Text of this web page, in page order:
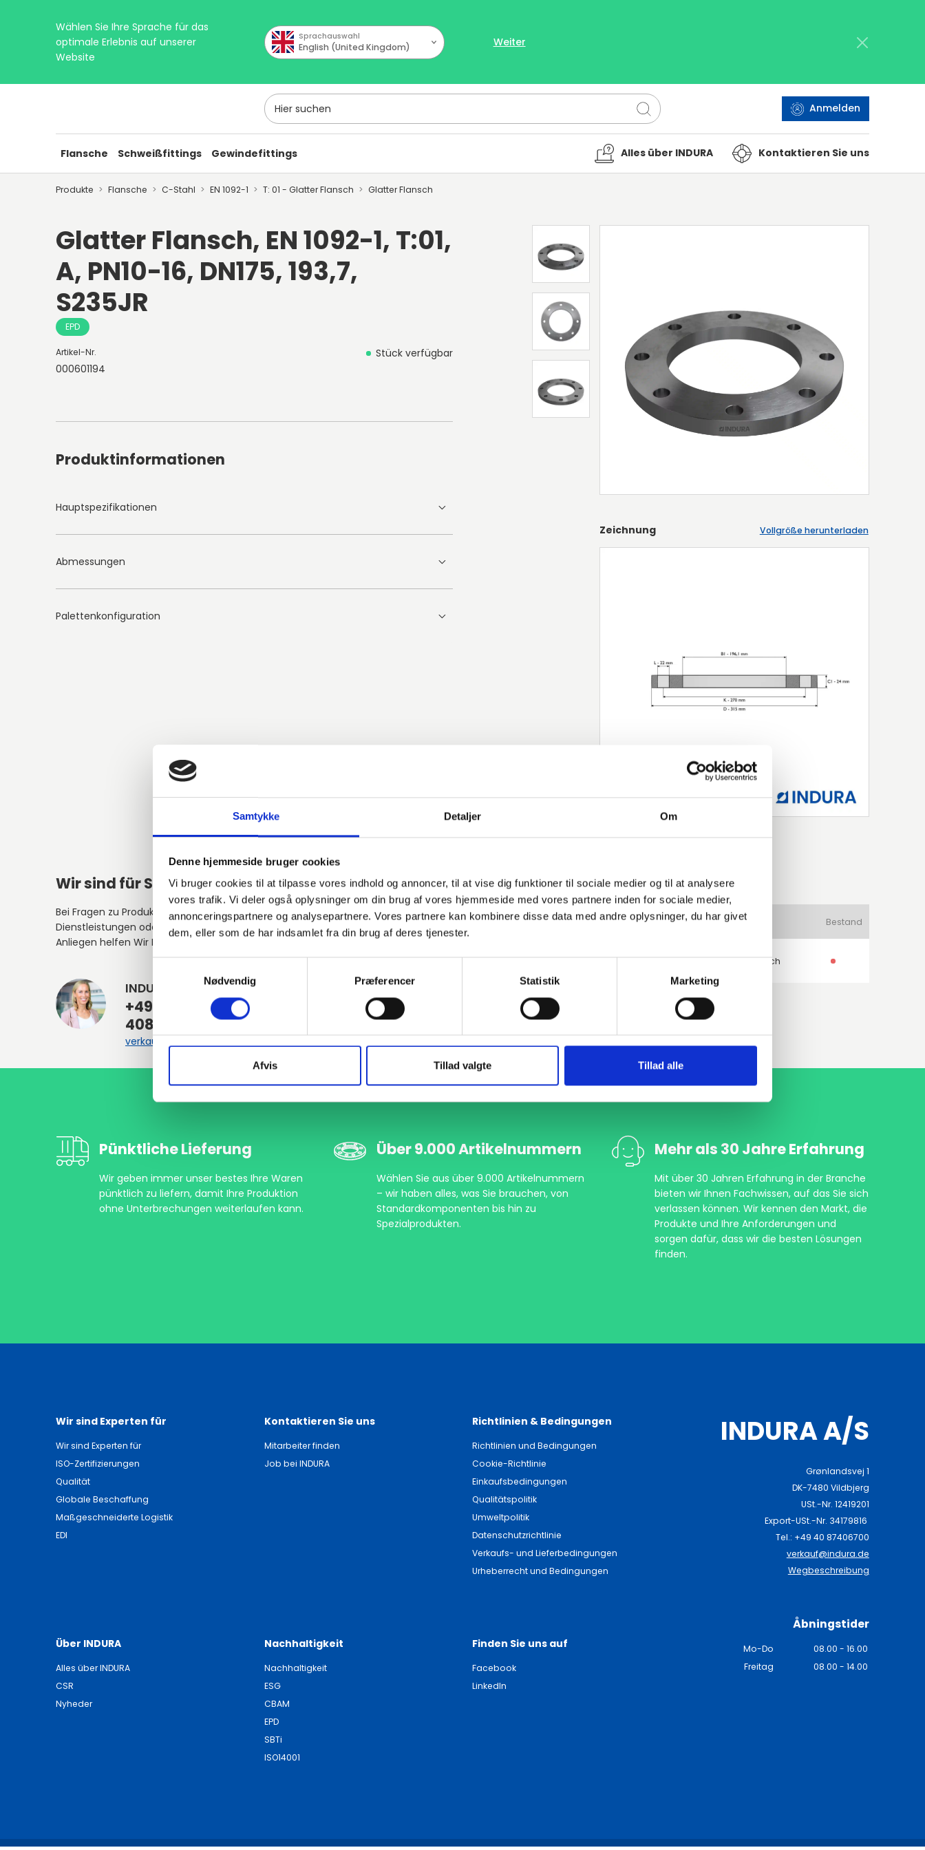
Samtykke Detaljer Om
Denne hjemmeside bruger cookies
Vi bruger cookies til at tilpasse vores indhold og annoncer, til at vise dig funktioner til sociale medier og til at analysere
vores trafik. Vi deler også oplysninger om din brug af vores hjemmeside med vores partnere inden for sociale medier,
annonceringspartnere og analysepartnere. Vores partnere kan kombinere disse data med andre oplysninger, du har givet
dem, eller som de har indsamlet fra din brug af deres tjenester.
Nødvendig
Præferencer Statistik Marketing
Afvis Tillad valgte Tillad alle
Wählen Sie Ihre Sprache für das
optimale Erlebnis auf unserer
Website
Sprachauswahl
English (United Kingdom) Weiter
Hier suchen
Anmelden
Flansche Schweißfittings Gewindefittings Alles über INDURA Kontaktieren Sie uns
Produkte Flansche C-Stahl EN 1092-1 T: 01 - Glatter Flansch Glatter Flansch
Glatter Flansch, EN 1092-1, T:01,
A, PN10-16, DN175, 193,7,
S235JR
EPD
Artikel-Nr.
000601194
Stück verfügbar
Produktinformationen
Hauptspezifikationen
Abmessungen
Palettenkonfiguration
Zeichnung Vollgröße herunterladen
Wir sind für Sie da!
Bei Fragen zu Produkten,
Dienstleistungen oder anderen
Anliegen helfen Wir Ihnen gerne weiter.
INDURA DE
+49
4087406700
verkauf@indura.de
Alternative varer
Artikelnummer Beschreibung Norm Material Produkttyp Bestand
000611194 DN175 193,7 Glatter Flansch (B1-196,1) EN 1092-1 T:01 A PN10-16 P250GH 1.0460 Glatter Flansch
Pünktliche Lieferung
Wir geben immer unser bestes Ihre Waren
pünktlich zu liefern, damit Ihre Produktion
ohne Unterbrechungen weiterlaufen kann.
Über 9.000 Artikelnummern
Wählen Sie aus über 9.000 Artikelnummern
– wir haben alles, was Sie brauchen, von
Standardkomponenten bis hin zu
Spezialprodukten.
Mehr als 30 Jahre Erfahrung
Mit über 30 Jahren Erfahrung in der Branche
bieten wir Ihnen Fachwissen, auf das Sie sich
verlassen können. Wir kennen den Markt, die
Produkte und Ihre Anforderungen und
sorgen dafür, dass wir die besten Lösungen
finden.
Wir sind Experten für
Wir sind Experten für
ISO-Zertifizierungen
Qualität
Globale Beschaffung
Maßgeschneiderte Logistik
EDI
Kontaktieren Sie uns
Mitarbeiter finden
Job bei INDURA
Richtlinien & Bedingungen
Richtlinien und Bedingungen
Cookie-Richtlinie
Einkaufsbedingungen
Qualitätspolitik
Umweltpolitik
Datenschutzrichtlinie
Verkaufs- und Lieferbedingungen
Urheberrecht und Bedingungen
Über INDURA
Alles über INDURA
CSR
Nyheder
Nachhaltigkeit
Nachhaltigkeit
ESG
CBAM
EPD
SBTi
ISO14001
Finden Sie uns auf
Facebook
LinkedIn
INDURA A/S
Grønlandsvej 1
DK-7480 Vildbjerg
USt.-Nr. 12419201
Export-USt.-Nr. 34179816
Tel.: +49 40 87406700
verkauf@indura.de
Wegbeschreibung
Åbningstider
Mo-Do
08.00 - 16.00
Freitag
08.00 - 14.00